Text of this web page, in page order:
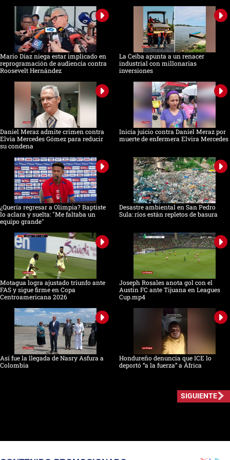
Mario Díaz niega estar implicado en
reprogramación de audiencia contra
Roosevelt Hernández
La Ceiba apunta a un renacer
industrial con millonarias
inversiones
Daniel Meraz admite crimen contra
Elvia Mercedes Gómez para reducir
su condena
Inicia juicio contra Daniel Meraz por
muerte de enfermera Elvira Mercedes
¿Quería regresar a Olimpia? Baptiste
lo aclara y suelta: "Me faltaba un
equipo grande"
Desastre ambiental en San Pedro
Sula: ríos están repletos de basura
Motagua logra ajustado triunfo ante
FAS y sigue firme en Copa
Centroamericana 2026
Joseph Rosales anota gol con el
Austin FC ante Tijuana en Leagues
Cup.mp4
Así fue la llegada de Nasry Asfura a
Colombia
Hondureño denuncia que ICE lo
deportó “a la fuerza” a África
SIGUIENTE